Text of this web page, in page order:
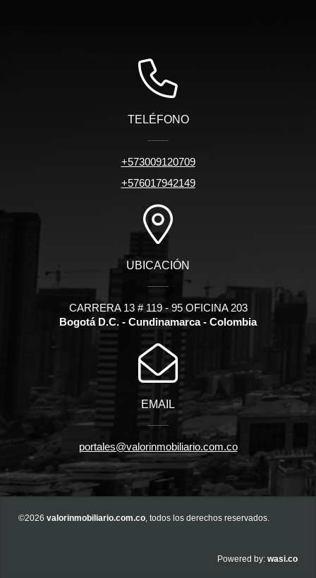
TELÉFONO
+573009120709
+576017942149
UBICACIÓN
CARRERA 13 # 119 - 95 OFICINA 203
Bogotá D.C. - Cundinamarca - Colombia
EMAIL
portales@valorinmobiliario.com.co
©2026 valorinmobiliario.com.co, todos los derechos reservados.
Powered by: wasi.co